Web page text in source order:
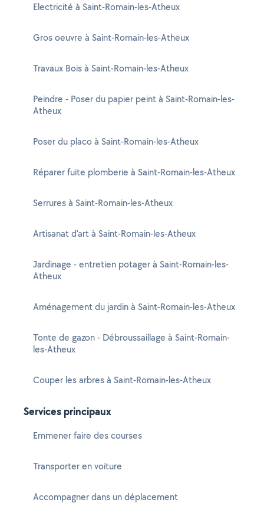
Electricité à Saint-Romain-les-Atheux
Gros oeuvre à Saint-Romain-les-Atheux
Travaux Bois à Saint-Romain-les-Atheux
Peindre - Poser du papier peint à Saint-Romain-les-
Atheux
Poser du placo à Saint-Romain-les-Atheux
Réparer fuite plomberie à Saint-Romain-les-Atheux
Serrures à Saint-Romain-les-Atheux
Artisanat d'art à Saint-Romain-les-Atheux
Jardinage - entretien potager à Saint-Romain-les-
Atheux
Aménagement du jardin à Saint-Romain-les-Atheux
Tonte de gazon - Débroussaillage à Saint-Romain-
les-Atheux
Couper les arbres à Saint-Romain-les-Atheux
Services principaux
Emmener faire des courses
Transporter en voiture
Accompagner dans un déplacement